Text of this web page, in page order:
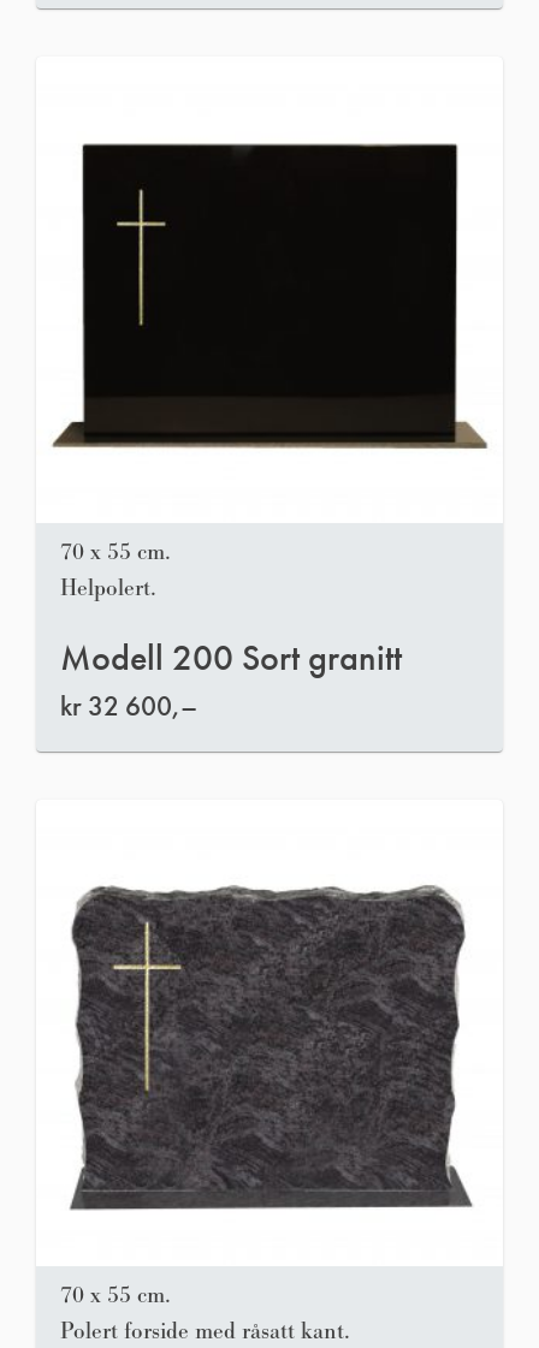
70 x 55 cm.
Helpolert.
Modell 200 Sort granitt
kr 32 600,–
70 x 55 cm.
Polert forside med råsatt kant.